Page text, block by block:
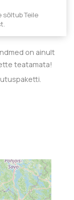
sõltub Teile
on ainult
teatamata!